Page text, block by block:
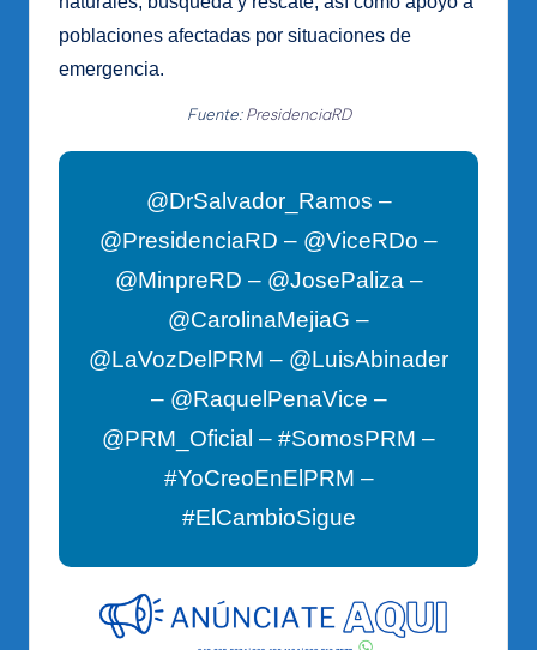
poblaciones afectadas por situaciones de
emergencia.
Fuente:PresidenciaRD
@DrSalvador_Ramos –
@PresidenciaRD – @ViceRDo –
@MinpreRD – @JosePaliza –
@CarolinaMejiaG –
@LaVozDelPRM – @LuisAbinader
– @RaquelPenaVice –
@PRM_Oficial – #SomosPRM –
#YoCreoEnElPRM –
#ElCambioSigue